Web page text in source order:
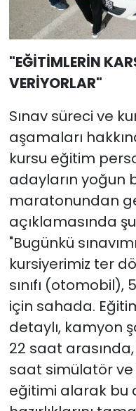
"EĞİTİMLERİN
VERİYORLAR"
Sınav süreci ve
aşamaları
kursu eğitim
adayların yoğun
maratonundan
açıklamasında
"Bugünkü
kursiyerimiz ter
sınıfı
için sahada.
detaylı, kamyon
22 saat arasında,
saat simülatör
eğitimi alarak bu